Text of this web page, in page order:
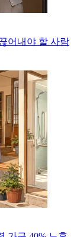
어내야 할 사람